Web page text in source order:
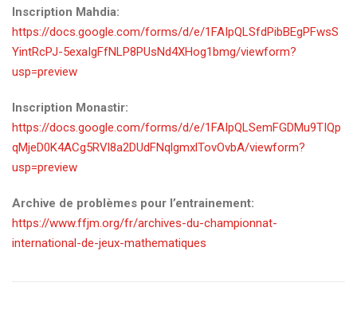
Inscription Mahdia:
https://docs.google.com/forms/d/e/1FAIpQLSfdPibBEgPFwsS
YintRcPJ-5exaIgFfNLP8PUsNd4XHog1bmg/viewform?
usp=preview
Inscription Monastir:
https://docs.google.com/forms/d/e/1FAIpQLSemFGDMu9TIQp
qMjeD0K4ACg5RVl8a2DUdFNqlgmxlTovOvbA/viewform?
usp=preview
Archive de problèmes pour l’entrainement:
https://www.ffjm.org/fr/archives-du-championnat-
international-de-jeux-mathematiques